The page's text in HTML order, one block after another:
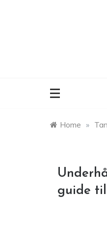
Home »
guide